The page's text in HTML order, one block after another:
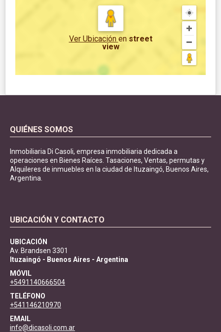
Ver Ubicación en street
view
QUIÉNES SOMOS
Inmobiliaria Di Casoli, empresa inmobiliaria dedicada a
operaciones en Bienes Raíces. Tasaciones, Ventas, permutas y
Alquileres de inmuebles en la ciudad de Ituzaingó, Buenos Aires,
Argentina.
UBICACIÓN Y CONTACTO
UBICACIÓN
Av. Brandsen 3301
Ituzaingó - Buenos Aires - Argentina
MÓVIL
+5491140666504
TELÉFONO
+541146210970
EMAIL
info@dicasoli.com.ar